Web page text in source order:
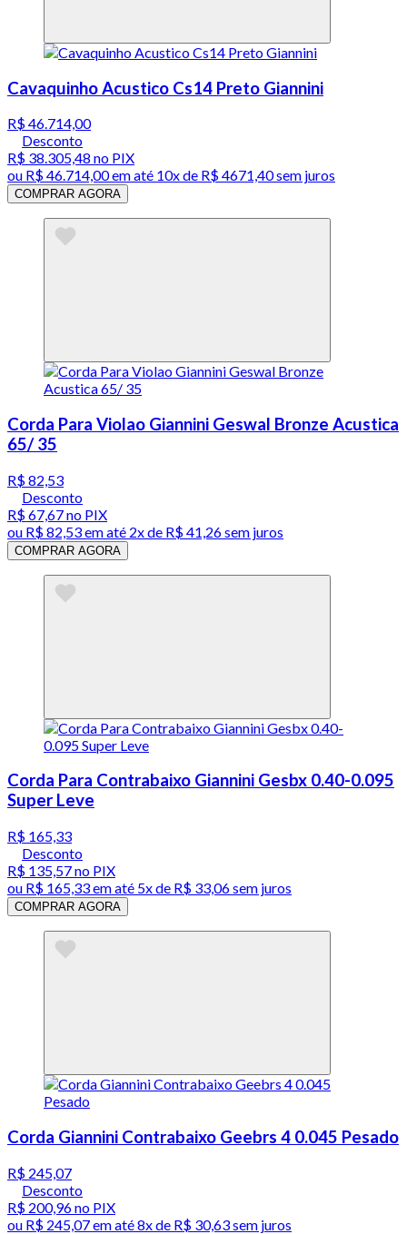
Cavaquinho Acustico Cs14 Preto Giannini
R$ 46.714,00
Desconto
R$ 38.305,48 no PIX
ou R$ 46.714,00em até 10x de R$ 4671,40 sem juros
COMPRAR AGORA
Corda Para Violao Giannini Geswal Bronze Acustica
65/ 35
R$ 82,53
Desconto
R$ 67,67no PIX
ou R$ 82,53em até 2x de R$ 41,26 sem juros
COMPRAR AGORA
Corda Para Contrabaixo Giannini Gesbx 0.40-0.095
Super Leve
R$ 165,33
Desconto
R$ 135,57no PIX
ou R$ 165,33em até 5x de R$ 33,06 sem juros
COMPRAR AGORA
Corda Giannini Contrabaixo Geebrs 4 0.045 Pesado
R$ 245,07
Desconto
R$ 200,96no PIX
ou R$ 245,07em até8x de R$ 30,63 sem juros